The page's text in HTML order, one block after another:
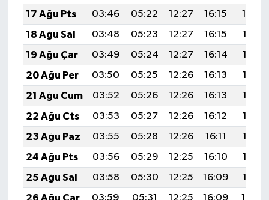
17 Ağu Pts
03:46 05:22 12:27 16:15
19:22
18 Ağu Sal
03:48 05:23 12:27 16:15
19:21
19 Ağu Çar
03:49 05:24 12:27 16:14
19:19
20 Ağu Per
03:50 05:25 12:26 16:13
19:18
21 Ağu Cum
03:52 05:26 12:26 16:13
19:16
22 Ağu Cts
03:53 05:27 12:26 16:12
19:15
23 Ağu Paz
03:55 05:28 12:26 16:11
19:13
24 Ağu Pts
03:56 05:29 12:25 16:10
19:12
25 Ağu Sal
03:58 05:30 12:25 16:09
19:10
26 Ağu Çar
03:59 05:31 12:25 16:09
19:09
AYDIN
DENİZLİ
İZMİR
KÜTAHYA
MANİSA
MUĞLA
UŞAK